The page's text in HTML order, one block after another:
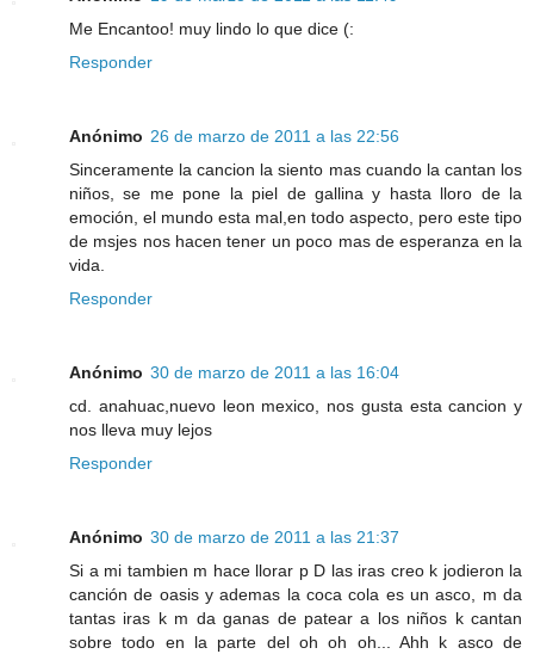
Me Encantoo! muy lindo lo que dice (:
Responder
Anónimo 26 de marzo de 2011 a las 22:56
Sinceramente la cancion la siento mas cuando la cantan los
niños, se me pone la piel de gallina y hasta lloro de la
emoción, el mundo esta mal,en todo aspecto, pero este tipo
de msjes nos hacen tener un poco mas de esperanza en la
vida.
Responder
Anónimo 30 de marzo de 2011 a las 16:04
cd. anahuac,nuevo leon mexico, nos gusta esta cancion y
nos lleva muy lejos
Responder
Anónimo 30 de marzo de 2011 a las 21:37
Si a mi tambien m hace llorar p D las iras creo k jodieron la
canción de oasis y ademas la coca cola es un asco, m da
tantas iras k m da ganas de patear a los niños k cantan
sobre todo en la parte del oh oh oh... Ahh k asco de